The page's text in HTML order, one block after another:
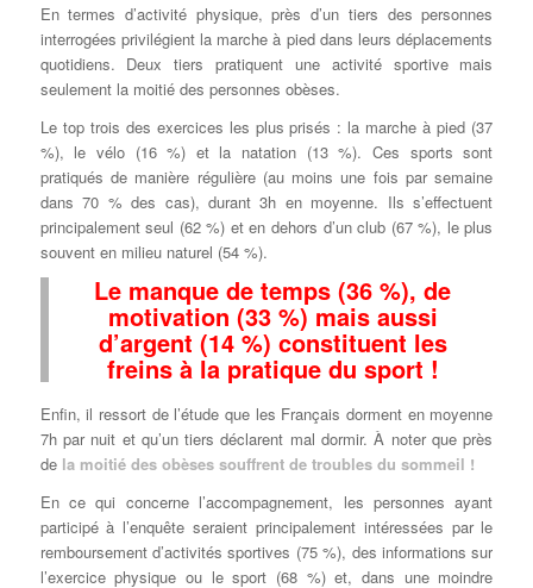
En termes d’activité physique, près d’un tiers des personnes
interrogées privilégient la marche à pied dans leurs déplacements
quotidiens. Deux tiers pratiquent une activité sportive mais
seulement la moitié des personnes obèses.
Le top trois des exercices les plus prisés : la marche à pied (37
%), le vélo (16 %) et la natation (13 %). Ces sports sont
pratiqués de manière régulière (au moins une fois par semaine
dans 70 % des cas), durant 3h en moyenne. Ils s’effectuent
principalement seul (62 %) et en dehors d’un club (67 %), le plus
souvent en milieu naturel (54 %).
Le manque de temps (36 %), de
motivation (33 %) mais aussi
d’argent (14 %) constituent les
freins à la pratique du sport !
Enfin, il ressort de l’étude que les Français dorment en moyenne
7h par nuit et qu’un tiers déclarent mal dormir. À noter que près
de la moitié des obèses souffrent de troubles du sommeil !
En ce qui concerne l’accompagnement, les personnes ayant
participé à l’enquête seraient principalement intéressées par le
remboursement d’activités sportives (75 %), des informations sur
l’exercice physique ou le sport (68 %) et, dans une moindre